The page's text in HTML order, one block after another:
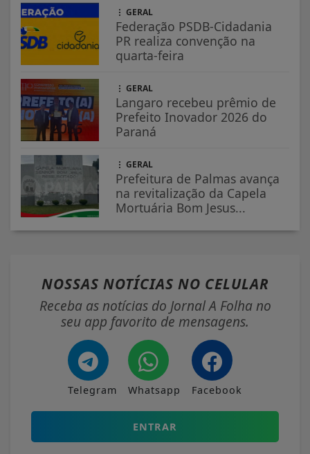
GERAL
Federação PSDB-Cidadania
PR realiza convenção na
quarta-feira
GERAL
Langaro recebeu prêmio de
Prefeito Inovador 2026 do
Paraná
GERAL
Prefeitura de Palmas avança
na revitalização da Capela
Mortuária Bom Jesus...
NOSSAS NOTÍCIAS NO CELULAR
Receba as notícias do Jornal A Folha no
seu app favorito de mensagens.
Telegram Whatsapp Facebook
ENTRAR